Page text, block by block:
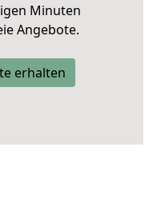
Minuten
Angebote.
erhalten